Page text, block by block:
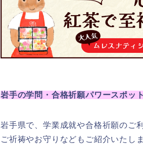
岩手の学問・合格祈願パワースポッ
岩手県で、学業成就や合格祈願のご
ご祈祷やお守りなどもご紹介いたし